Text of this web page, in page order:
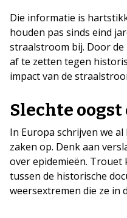
Die informatie is
houden pas sinds eind
straalstroom bij. Door
af te zetten tegen
impact van de
Slechte oogst
In Europa schrijven we
zaken op. Denk aan
over epidemieën. Trouet
tussen de historische
weersextremen die ze in